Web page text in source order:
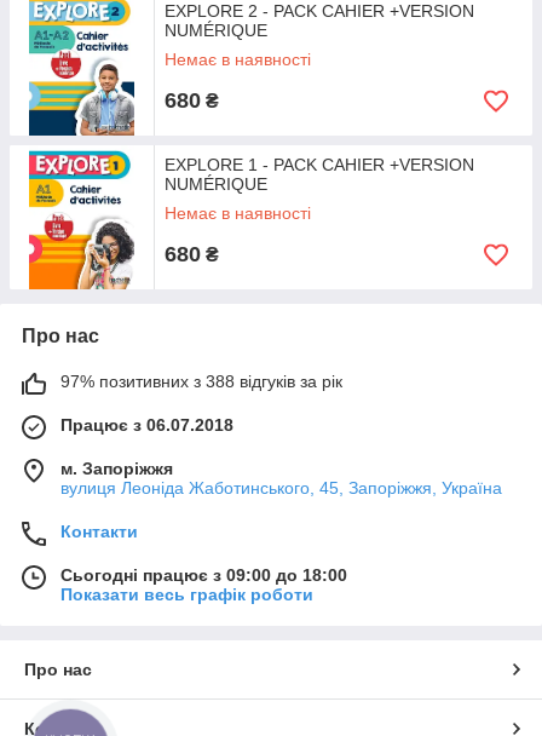
EXPLORE 2 - PACK CAHIER +VERSION
NUMÉRIQUE
Немає в наявності
680 ₴
EXPLORE 1 - PACK CAHIER +VERSION
NUMÉRIQUE
Немає в наявності
680 ₴
Про нас
97% позитивних з 388 відгуків за рік
Працює з 06.07.2018
м. Запоріжжя
вулиця Леоніда Жаботинського, 45, Запоріжжя, Україна
Контакти
Сьогодні працює з 09:00 до 18:00
Показати весь графік роботи
Про нас
Контакти